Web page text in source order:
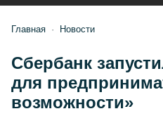
Главная Новости
Сбербанк
для
возможности»